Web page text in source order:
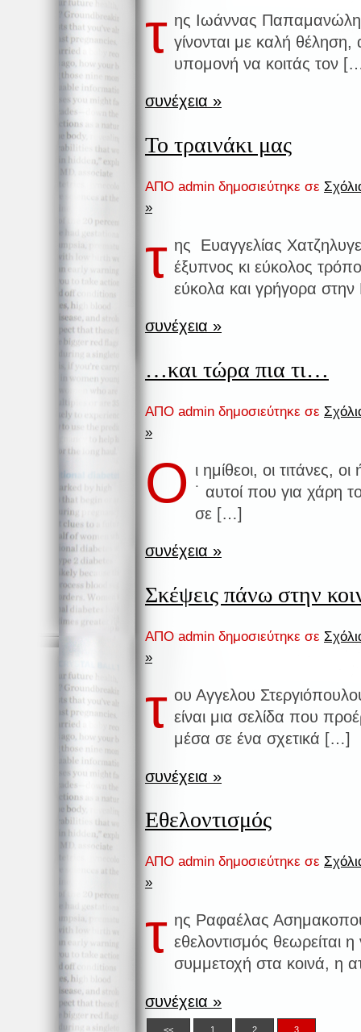
τ ης Ιωάννας
γίνονται με καλή θέληση,
υπομονή να κοιτάς τον
συνέχεια »
Το τραινάκι μας
ΑΠΟ admin δημοσιεύτηκε σε
»
τ ης Ευαγγελίας
έξυπνος κι εύκολος
εύκολα και γρήγορα
συνέχεια »
…και τώρα πια τι…
ΑΠΟ admin δημοσιεύτηκε σε
»
Ο ι ημίθεοι, οι τιτάνες,
˙ αυτοί που για χάρη
σε […]
συνέχεια »
Σκέψεις πάνω στην
ΑΠΟ admin δημοσιεύτηκε σε
»
τ ου Αγγελου
είναι μια σελίδα που
μέσα σε ένα σχετικά […]
συνέχεια »
Εθελοντισμός
ΑΠΟ admin δημοσιεύτηκε σε
»
τ ης Ραφαέλας
εθελοντισμός θεωρείται
συμμετοχή στα κοινά, η
συνέχεια »
<< 1 2 3